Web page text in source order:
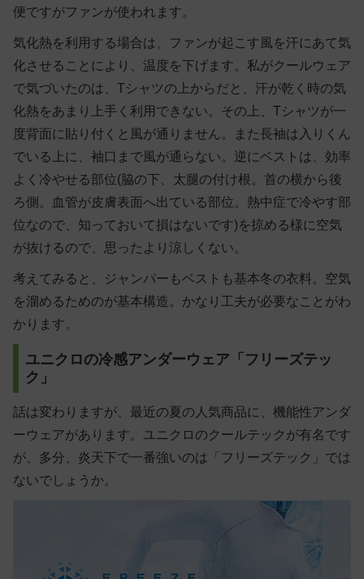
便ですがファンが使われます。
気化熱を利用する場合は、ファンが起こす風を汗にあて気
化させることにより、温度を下げます。私がクールウェア
で気づいたのは、Tシャツの上からだと、汗が乾く時の気
化熱をあまり上手く利用できない。その上、Tシャツが一
度背面に貼り付くと風が通りません。また長袖は入りくん
でいる上に、袖口まで風が通らない。逆にベストは、効率
よく冷やせる部位(脇の下、太腿の付け根。首の横から後
ろ側。血管が皮膚表面へ出ている部位。熱中症で冷やす部
位なので、知っておいて損はないです)を掠める様に空気
が抜けるので、思ったより涼しくない。
考えてみると、ジャンパーもベストも基本冬の衣料。空気
を溜めるためのが基本構造。かなり工夫が必要なことがわ
かります。
ユニクロの冷感アンダーウェア「フリーズテッ
ク」
話は変わりますが、最近の夏の人気商品に、機能性アンダ
ーウェアがあります。ユニクロのクールテックが有名です
が、多分、炎天下で一番強いのは「フリーズテック」では
ないでしょうか。